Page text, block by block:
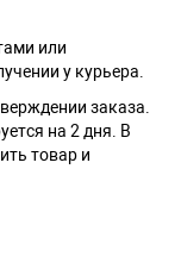
или
у курьера.
заказа.
на 2 дня. В
товар и